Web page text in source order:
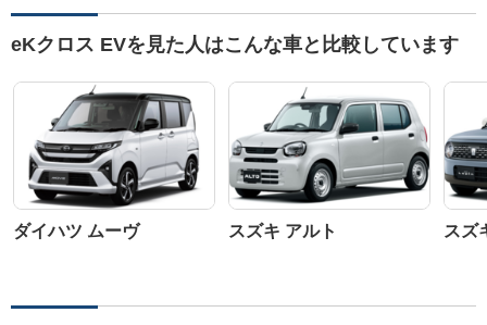
eKクロス EVを見た人はこんな車と比較しています
ダイハツ ムーヴ スズキ アルト スズ